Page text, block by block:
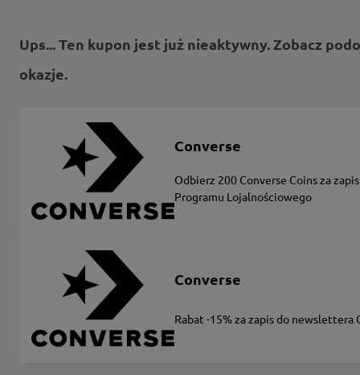
Ups... Ten kupon jest już nieaktywny. Zobacz
okazje.
Converse
Odbierz 200 Converse Coins za
Programu Lojalnościowego
Converse
Rabat -15% za zapis do newslettera